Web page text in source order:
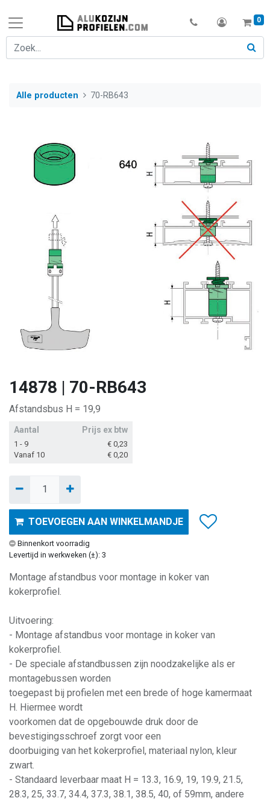
0
Alle producten 70-RB643
14878 | 70-RB643
Afstandsbus H = 19,9
Aantal Prijs ex btw
1 - 9 € 0,23
Vanaf 10
€ 0,20
TOEVOEGEN AAN WINKELMANDJE
Binnenkort voorradig
Levertijd in werkweken (±): 3
Montage afstandbus voor montage in koker van
kokerprofiel.
Uitvoering:
- Montage afstandbus voor montage in koker van
kokerprofiel.
- De speciale afstandbussen zijn noodzakelijke als er
montagebussen worden
toegepast bij profielen met een brede of hoge kamermaat
H. Hiermee wordt
voorkomen dat de opgebouwde druk door de
bevestigingsschroef zorgt voor een
doorbuiging van het kokerprofiel, materiaal nylon, kleur
zwart.
- Standaard leverbaar maat H = 13.3, 16.9, 19, 19.9, 21.5,
28.3, 25, 33.7, 34.4, 37.3, 38.1, 38.5, 40, of 59mm, andere